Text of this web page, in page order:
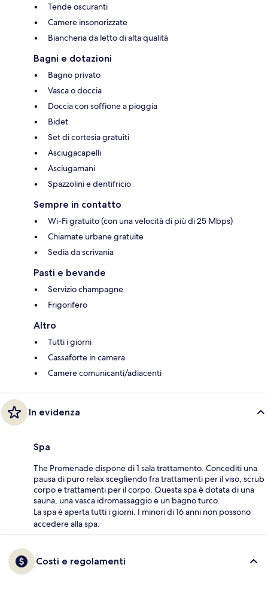
Tende oscuranti
Camere insonorizzate
Biancheria da letto di alta qualità
Bagni e dotazioni
Bagno privato
Vasca o doccia
Doccia con soffione a pioggia
Bidet
Set di cortesia gratuiti
Asciugacapelli
Asciugamani
Spazzolini e dentifricio
Sempre in contatto
Wi-Fi gratuito (con una velocità di più di 25 Mbps)
Chiamate urbane gratuite
Sedia da scrivania
Pasti e bevande
Servizio champagne
Frigorifero
Altro
Tutti i giorni
Cassaforte in camera
Camere comunicanti/adiacenti
In evidenza
Spa
The Promenade dispone di 1 sala trattamento. Concediti una
pausa di puro relax scegliendo fra trattamenti per il viso, scrub
corpo e trattamenti per il corpo. Questa spa è dotata di una
sauna, una vasca idromassaggio e un bagno turco.
La spa è aperta tutti i giorni. I minori di 16 anni non possono
accedere alla spa.
Costi e regolamenti